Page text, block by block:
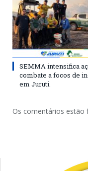
SEMMA intensifica
combate a focos de
em Juruti.
Os comentários estão